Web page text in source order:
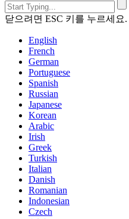
닫으려면 ESC 키를 누르세요.
English
French
German
Portuguese
Spanish
Russian
Japanese
Korean
Arabic
Irish
Greek
Turkish
Italian
Danish
Romanian
Indonesian
Czech